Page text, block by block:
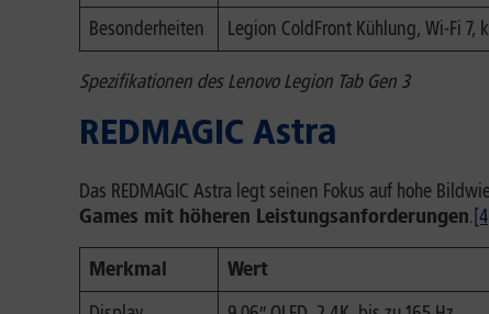
Besonderheiten
Legion ColdFront Kühlung, Wi-Fi 7,
Spezifikationen des Lenovo Legion Tab Gen 3
REDMAGIC Astra
Das REDMAGIC Astra legt seinen Fokus auf hohe
Games mit höheren Leistungsanforderungen.
Merkmal
Wert